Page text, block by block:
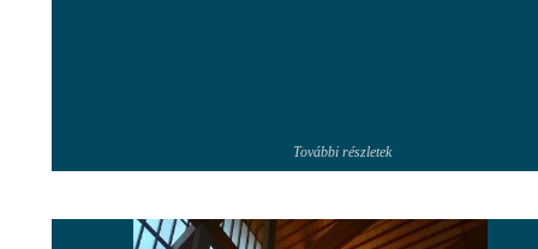
További részletek